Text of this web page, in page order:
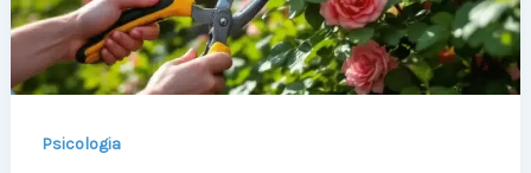
Psicologia